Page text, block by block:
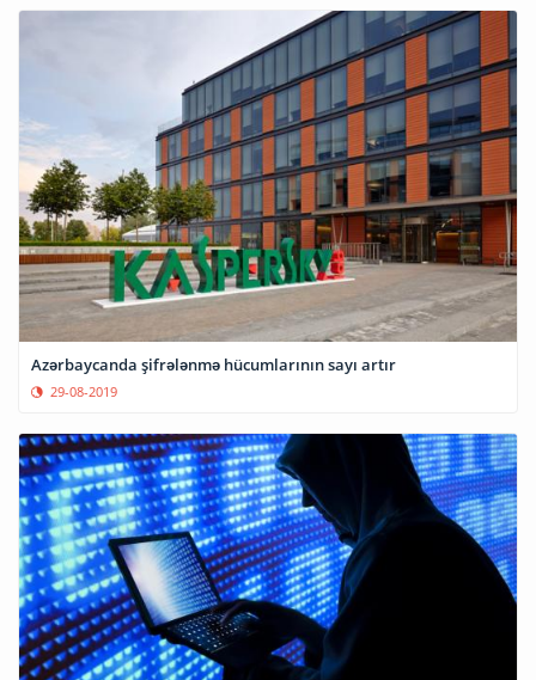
Azərbaycanda şifrələnmə hücumlarının sayı artır
29-08-2019